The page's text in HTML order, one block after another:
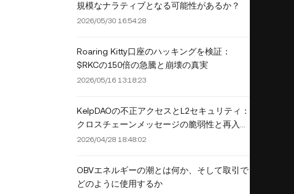
規模なナラティブとなる可能性があるか？
2026/05/30 16:54:28
Roaring Kitty口座のハッキングを検証：
$RKCの150倍の急騰と崩壊の真実
2026/05/16 13:18:23
KelpDAOの不正アクセスとL2セキュリティ：
クロスチェーンメッセージの脆弱性と再入性
の監査
2026/04/28 18:48:02
OBVエネルギーの潮とは何か、そして取引で
どのように使用するか